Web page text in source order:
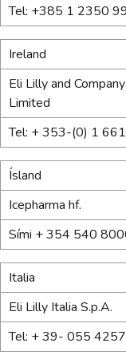
Tel: +385 1 2350
Ireland
Eli Lilly and
Limited
Tel: + 353-(0) 1
Ísland
Icepharma hf.
Sími + 354 540
Italia
Eli Lilly Italia S.p.A.
Tel: + 39- 055